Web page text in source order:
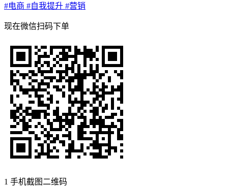
#电商 #自我提升 #营销
现在微信扫码下单
1 手机截图二维码